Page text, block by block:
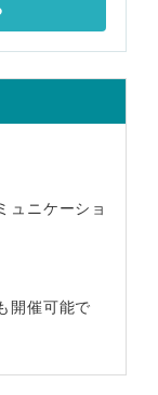
ュニケーショ
開催可能で